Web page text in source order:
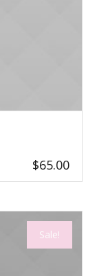
$65.00
Sale!